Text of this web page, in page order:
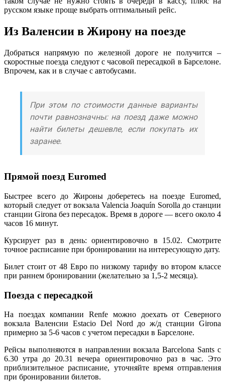
русском языке проще выбрать оптимальный рейс.
Из Валенсии в Жирону на поезде
Добраться напрямую по железной дороге не получится –
скоростные поезда следуют с часовой пересадкой в Барселоне.
Впрочем, как и в случае с автобусами.
При этом по стоимости данные варианты
почти равнозначны: на поезд даже можно
найти билеты дешевле, если покупать их
заранее.
Прямой поезд Euromed
Быстрее всего до Жироны доберетесь на поезде Euromed,
который следует от вокзала Valencia Joaquín Sorolla до станции
станции Girona без пересадок. Время в дороге — всего около 4
часов 16 минут.
Курсирует раз в день: ориентировочно в 15.02. Смотрите
точное расписание при бронировании на интересующую дату.
Билет стоит от 48 Евро по низкому тарифу во втором классе
при раннем бронировании (желательно за 1,5-2 месяца).
Поезда с пересадкой
На поездах компании Renfe можно доехать от Северного
вокзала Валенсии Estacio Del Nord до ж/д станции Girona
примерно за 5-6 часов с учетом пересадки в Барселоне.
Рейсы выполняются в направлении вокзала Barcelona Sants с
6.30 утра до 20.31 вечера ориентировочно раз в час. Это
приблизительное расписание, уточняйте время отправления
при бронировании билетов.